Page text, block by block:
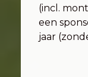
(incl.
een
jaar